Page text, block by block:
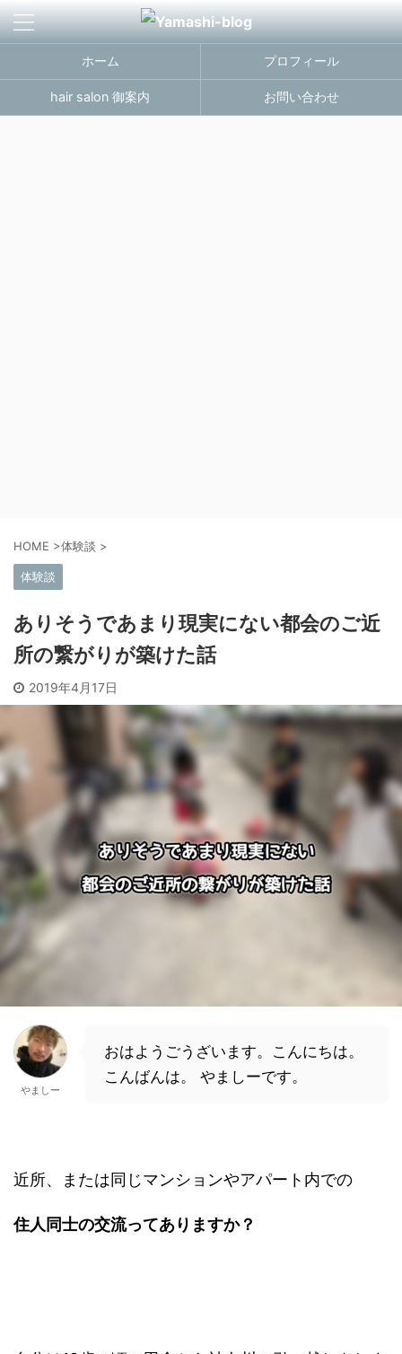
ホーム プロフィール
hair salon 御案内 お問い合わせ
HOME >体験談 >
体験談
ありそうであまり現実にない都会のご近
所の繋がりが築けた話
2019年4月17日
やましー
おはようごうざいます。こんにちは。
こんばんは。 やましーです。
近所、または同じマンションやアパート内での
住人同士の交流ってありますか？